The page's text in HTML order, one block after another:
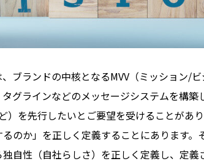
ブランドの中核となるMVV（ミッション/
グラインなどのメッセージシステムを構築
）を先行したいとご要望を受けることがあ
のか」を正しく定義することにあります。
自性（自社らしさ）を正しく定義し、定